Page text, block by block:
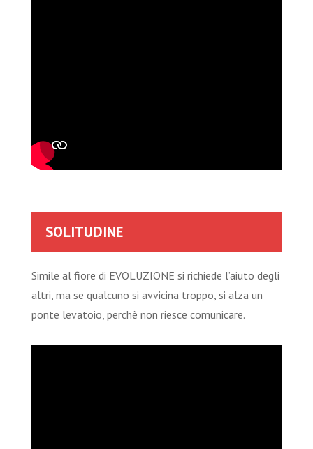
SOLITUDINE
Simile al fiore di EVOLUZIONE si richiede l’aiuto degli
altri, ma se qualcuno si avvicina troppo, si alza un
ponte levatoio, perchè non riesce comunicare.